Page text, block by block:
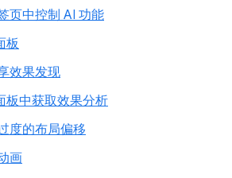
页中控制 AI 功能
板
效果发现
板中获取效果分析
度的布局偏移
画